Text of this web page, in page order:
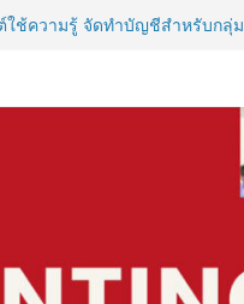
ช้ความรู้ จัดทำบัญชีสำหรับกลุ่ม